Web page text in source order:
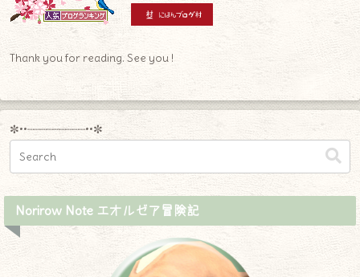
Thank you for reading. See you !
✼••┈┈┈┈┈┈┈┈┈••✼
Norirow Note エオルゼア冒険記